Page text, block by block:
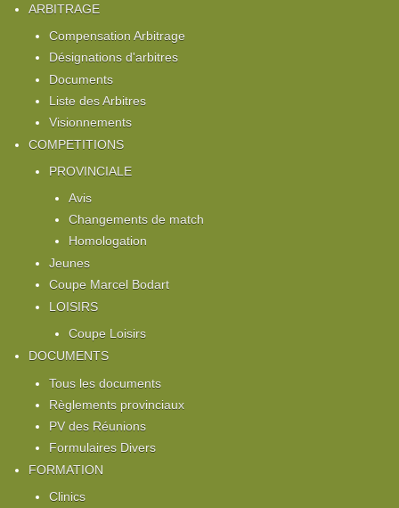
ARBITRAGE
Compensation Arbitrage
Désignations d'arbitres
Documents
Liste des Arbitres
Visionnements
COMPETITIONS
PROVINCIALE
Avis
Changements de match
Homologation
Jeunes
Coupe Marcel Bodart
LOISIRS
Coupe Loisirs
DOCUMENTS
Tous les documents
Règlements provinciaux
PV des Réunions
Formulaires Divers
FORMATION
Clinics